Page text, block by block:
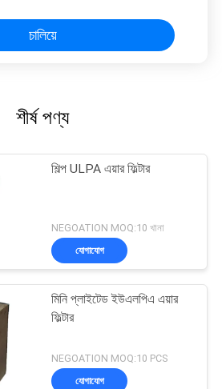
চালিয়ে
শীর্ষ পণ্য
শিল্প ULPA এয়ার ফিল্টার
NEGOATION MOQ:10 খানা
যোগাযোগ
মিনি প্লাইটেড ইউএলপিএ এয়ার
ফিল্টার
NEGOATION MOQ:10 PCS
যোগাযোগ